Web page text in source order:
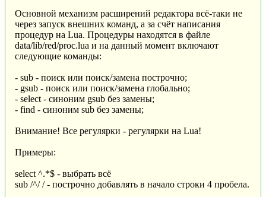
Основной механизм расширений редактора всё-таки не
через запуск внешних команд, а за счёт написания
процедур на Lua. Процедуры находятся в файле
data/lib/red/proc.lua и на данный момент включают
следующие команды:
- sub - поиск или поиск/замена построчно;
- gsub - поиск или поиск/замена глобально;
- select - синоним gsub без замены;
- find - синоним sub без замены;
Внимание! Все регулярки - регулярки на Lua!
Примеры:
select ^.*$ - выбрать всё
sub /^/ / - построчно добавлять в начало строки 4 пробела.